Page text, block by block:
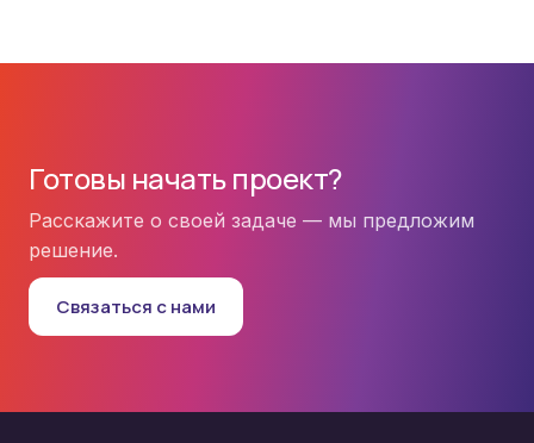
Готовы начать проект?
Расскажите о своей задаче — мы предложим
решение.
Связаться с нами